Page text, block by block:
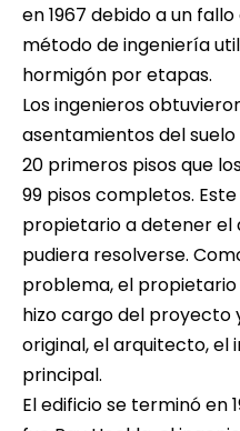
en 1967 debido a un
método de ingeniería
hormigón por etapas.
Los ingenieros
asentamientos del
20 primeros pisos que
99 pisos completos.
propietario a detener el
pudiera resolverse.
problema, el
hizo cargo del proyecto
original, el arquitecto,
principal.
El edificio se terminó en